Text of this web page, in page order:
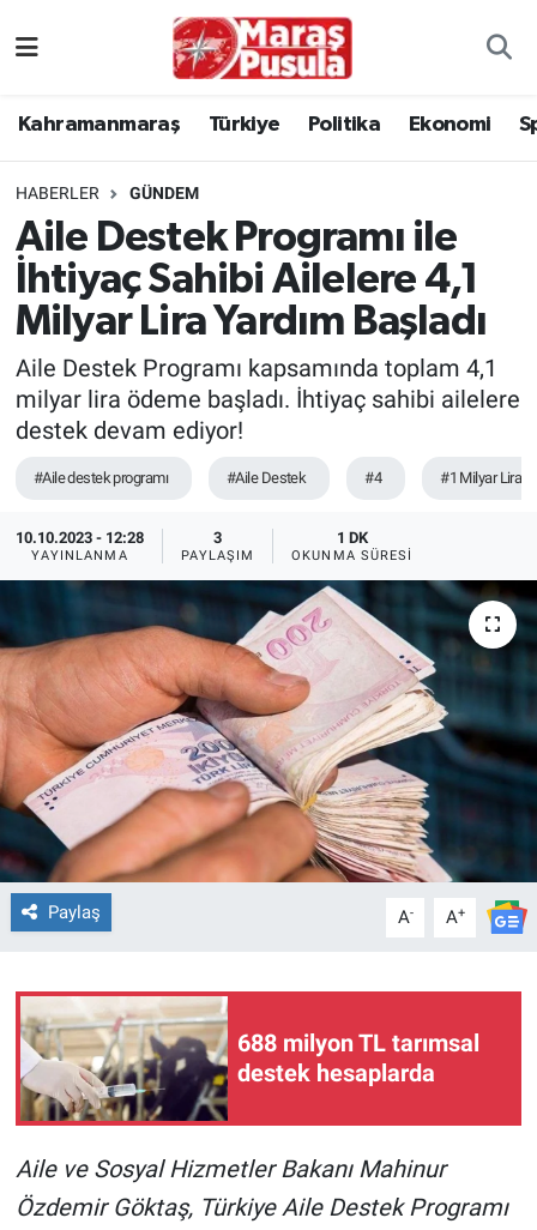
Kahramanmaraş Türkiye Politika Ekonomi
HABERLER GÜNDEM
Aile Destek Programı ile
İhtiyaç Sahibi Ailelere 4,1
Milyar Lira Yardım Başladı
Aile Destek Programı kapsamında toplam 4,1
milyar lira ödeme başladı. İhtiyaç sahibi ailelere
destek devam ediyor!
#Aile destek programı #Aile Destek #4 #1 Milyar Lira
10.10.2023 - 12:28
YAYINLANMA
3
PAYLAŞIM
1 DK
OKUNMA SÜRESI
Paylaş A- A+
688 milyon TL tarımsal
destek hesaplarda
Aile ve Sosyal Hizmetler Bakanı Mahinur
Özdemir Göktaş, Türkiye Aile Destek Programı
Politika
Ekonomi
Spor
TEKNOLOJİ
Dünya
İlçeler
MAGAZİN
Bilim, Teknoloji
ASAYİŞ
HABERDE İNSAN
EĞİTİM
BİLİM VE TEKNOLOJİ
Güvenlik
İstanbul Trafik Yoğunluk Haritası
Süper Lig Puan Durumu ve Fikstür
Tüm Manşetler